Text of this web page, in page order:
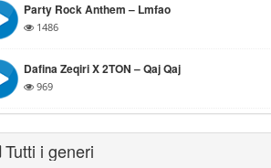
Party Rock Anthem – Lmfao
1486
Dafina Zeqiri X 2TON – Qaj Qaj
969
Tutti i generi